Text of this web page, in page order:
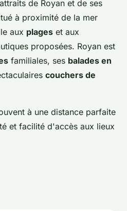
de Royan et de ses
à proximité de la mer
aux plages et aux
proposées. Royan est
familiales, ses balades en
couchers de
à une distance parfaite
et facilité d'accès aux lieux